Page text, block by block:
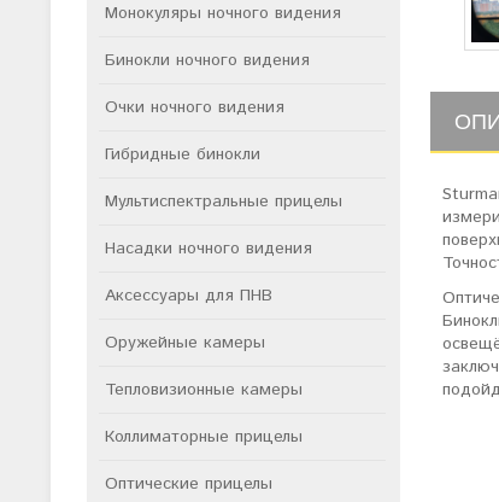
Монокуляры ночного видения
Бинокли ночного видения
Очки ночного видения
Гибридные бинокли
Мультиспектральные прицелы
Насадки ночного видения
Аксессуары для ПНВ
Оружейные камеры
Тепловизионные камеры
Коллиматорные прицелы
Оптические прицелы